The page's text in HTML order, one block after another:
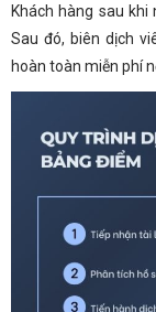
Khách hàng sau khi
Sau đó, biên dịch
hoàn toàn miễn phí